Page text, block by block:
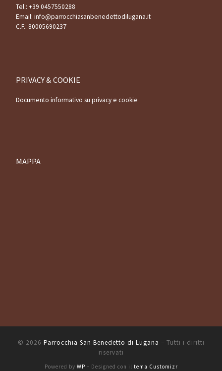
Tel.: +39 0457550288
Email: info@parrocchiasanbenedettodilugana.it
C.F.: 80005690237
PRIVACY & COOKIE
Documento informativo su privacy e cookie
MAPPA
© 2026 Parrocchia San Benedetto di Lugana – Tutti i diritti
riservati
Powered by WP – Designed con il tema Customizr